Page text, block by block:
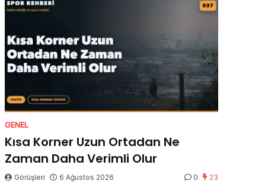
GENEL
Kısa Korner Uzun Ortadan Ne
Zaman Daha Verimli Olur
Görüşleri 6 Ağustos 2026 0 23